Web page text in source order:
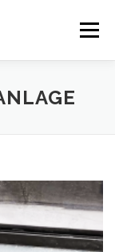
Menü
SHOP